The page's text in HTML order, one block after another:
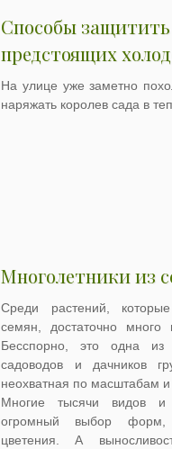
Способы
предстоящих
На улице уже заметно
наряжать королев сада в
Многолетники из
Среди растений,
семян, достаточно много
Бесспорно, это одна из
садоводов и дачников
неохватная по масштабам
Многие тысячи видов и
огромный выбор форм,
цветения. А